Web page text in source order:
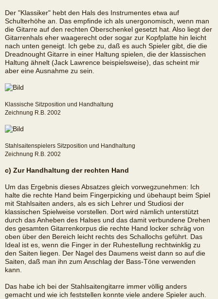
Der "Klassiker" hebt den Hals des Instrumentes etwa auf
Schulterhöhe an. Das empfinde ich als unergonomisch, wenn man
die Gitarre auf den rechten Oberschenkel gesetzt hat. Also liegt der
Gitarrenhals eher waagerecht oder sogar zur Kopfplatte hin leicht
nach unten geneigt. Ich gebe zu, daß es auch Spieler gibt, die die
Dreadnought Gitarre in einer Haltung spielen, die der klassischen
Haltung ähnelt (Jack Lawrence beispielsweise), das scheint mir
aber eine Ausnahme zu sein.
Klassische Sitzposition und Handhaltung
Zeichnung R.B. 2002
Stahlsaitenspielers Sitzposition und Handhaltung
Zeichnung R.B. 2002
c) Zur Handhaltung der rechten Hand
Um das Ergebnis dieses Absatzes gleich vorwegzunehmen: Ich
halte die rechte Hand beim Fingerpicking und übehaupt beim Spiel
mit Stahlsaiten anders, als es sich Lehrer und Studiosi der
klassischen Spielweise vorstellen. Dort wird nämlich unterstützt
durch das Anheben des Halses und das damit verbundene Drehen
des gesamten Gitarrenkorpus die rechte Hand locker schräg von
oben über den Bereich leicht rechts des Schallochs geführt. Das
Ideal ist es, wenn die Finger in der Ruhestellung rechtwinklig zu
den Saiten liegen. Der Nagel des Daumens weist dann so auf die
Saiten, daß man ihn zum Anschlag der Bass-Töne verwenden
kann.
Das habe ich bei der Stahlsaitengitarre immer völlig anders
gemacht und wie ich feststellen konnte viele andere Spieler auch.